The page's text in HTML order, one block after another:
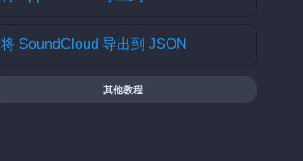
将 SoundCloud 导出到 JSON
其他教程